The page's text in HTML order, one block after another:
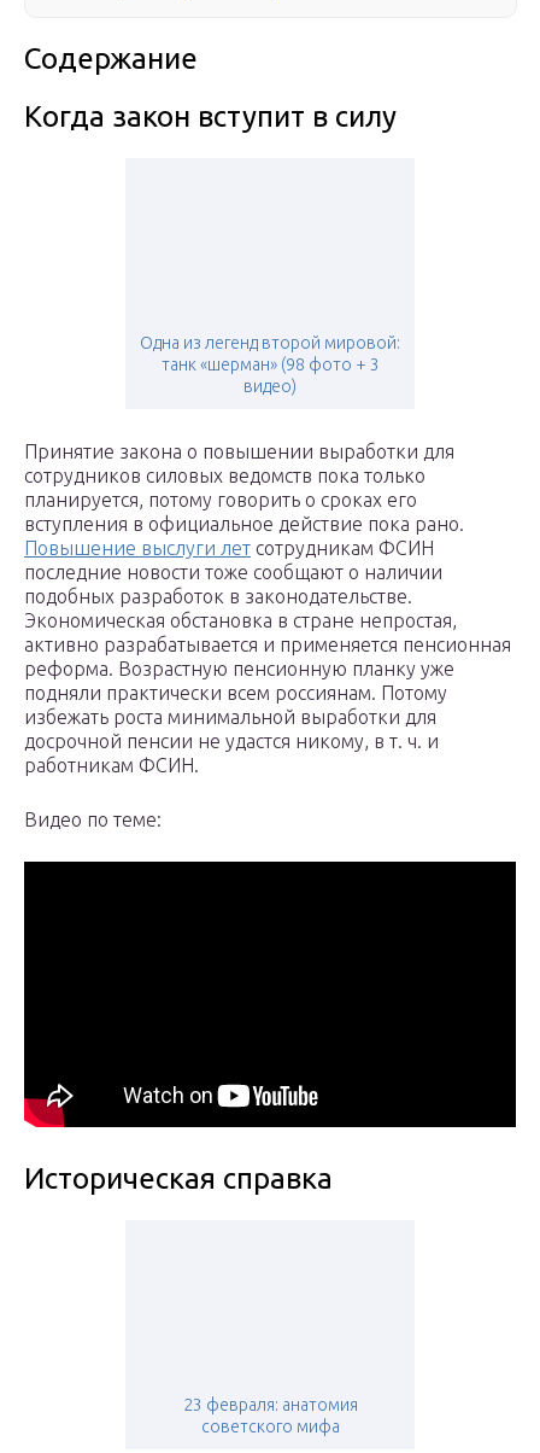
Содержание
Когда закон вступит в силу
Одна из легенд второй мировой:
танк «шерман» (98 фото + 3
видео)
Принятие закона о повышении выработки для
сотрудников силовых ведомств пока только
планируется, потому говорить о сроках его
вступления в официальное действие пока рано.
Повышение выслуги лет сотрудникам ФСИН
последние новости тоже сообщают о наличии
подобных разработок в законодательстве.
Экономическая обстановка в стране непростая,
активно разрабатывается и применяется пенсионная
реформа. Возрастную пенсионную планку уже
подняли практически всем россиянам. Потому
избежать роста минимальной выработки для
досрочной пенсии не удастся никому, в т. ч. и
работникам ФСИН.
Видео по теме:
Историческая справка
23 февраля: анатомия
советского мифа